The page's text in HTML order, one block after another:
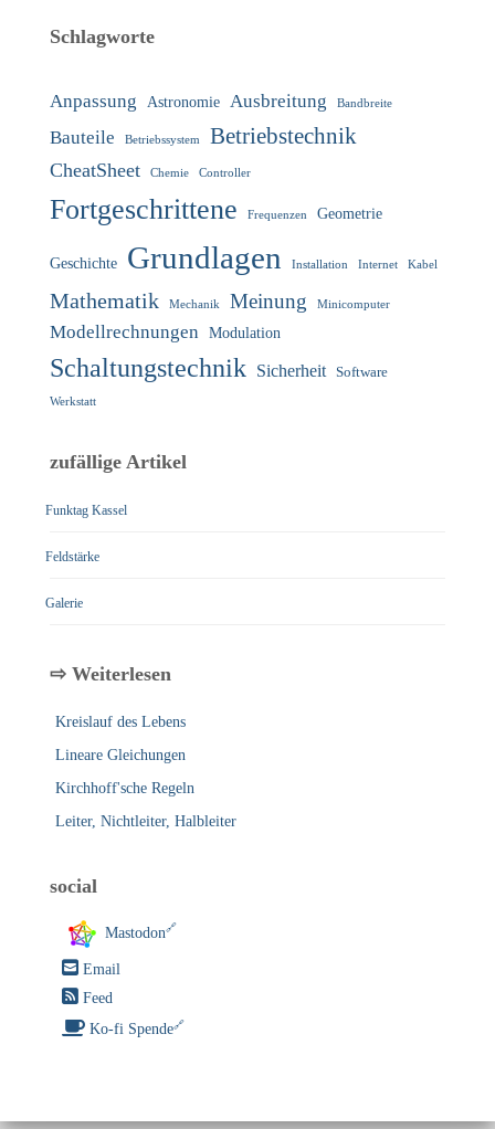
Schlagworte
Anpassung Astronomie Ausbreitung Bandbreite
Bauteile Betriebssystem Betriebstechnik
CheatSheet Chemie Controller
Fortgeschrittene Frequenzen Geometrie
Geschichte Grundlagen Installation Internet Kabel
Mathematik Mechanik Meinung Minicomputer
Modellrechnungen Modulation
Schaltungstechnik Sicherheit Software
Werkstatt
zufällige Artikel
Funktag Kassel
Feldstärke
Galerie
⇨ Weiterlesen
Kreislauf des Lebens
Lineare Gleichungen
Kirchhoff'sche Regeln
Leiter, Nichtleiter, Halbleiter
social
Mastodon
Email
Feed
Ko-fi Spende